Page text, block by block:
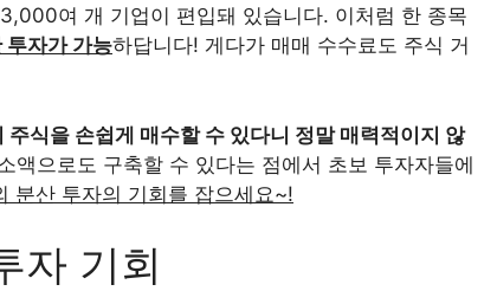
여 개 기업이 편입돼 있습니다. 이처럼 한 종목
투자가 가능하답니다! 게다가 매매 수수료도 주식 거
식을 손쉽게 매수할 수 있다니 정말 매력적이지 않
액으로도 구축할 수 있다는 점에서 초보 투자자들에
분산 투자의 기회를 잡으세요~!
자 기회